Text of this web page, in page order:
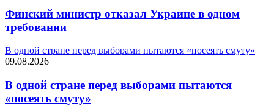
Финский министр отказал Украине в одном
требовании
В одной стране перед выборами пытаются «посеять смуту»
09.08.2026
В одной стране перед выборами пытаются
«посеять смуту»